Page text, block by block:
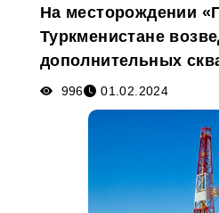
Медиа
Афиша
На месторождении
Туркменистане
дополнительных
996 01.02.2024